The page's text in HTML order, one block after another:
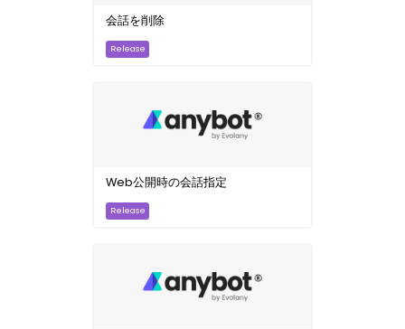
会話を削除
Web公開時の会話指定